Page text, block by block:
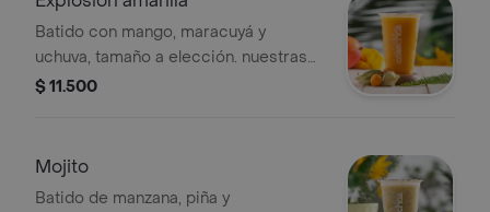
ingredientes
Batido con mango, maracuyá y
uchuva, tamaño a elección. nuestras
preparaciones se encuentran
ingredientes
$ 11.500
Mojito
Batido de manzana, piña y